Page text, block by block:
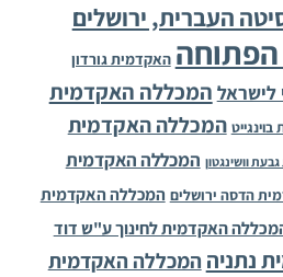
העברית, ירושלים
הפתוחה האקדמית גורדון
לישראל המכללה האקדמית
המכללה האקדמית
וושינגטון המכללה האקדמית
הדסה ירושלים המכללה האקדמית
האקדמית לחינוך ע"ש דוד
נתניה המכללה האקדמית